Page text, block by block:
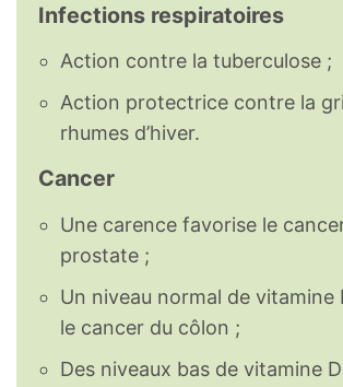
Infections respiratoires
Action contre la tuberculose ;
Action protectrice contre la
rhumes d’hiver.
Cancer
Une carence favorise le
prostate ;
Un niveau normal de vitamine
le cancer du côlon ;
Des niveaux bas de vitamine D